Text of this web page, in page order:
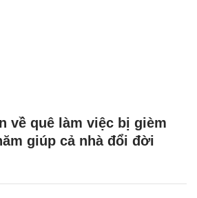
về quê làm việc bị gièm
giúp cả nhà đổi đời